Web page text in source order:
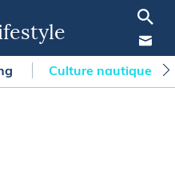
Culture nautique